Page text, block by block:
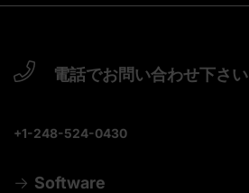
電話でお問い合わせ下さい
+1-248-524-0430
Software